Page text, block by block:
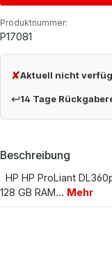
Produktnummer:
P17081
✘Aktuell nicht
↩14 Tage
Beschreibung
HP HP ProLiant
128 GB RAM… Mehr